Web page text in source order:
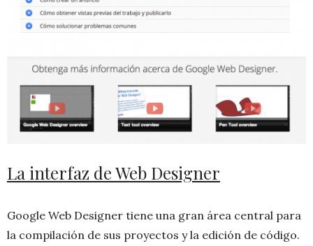
La interfaz de Web Designer
Google Web Designer tiene una gran área central para
la compilación de sus proyectos y la edición de código.